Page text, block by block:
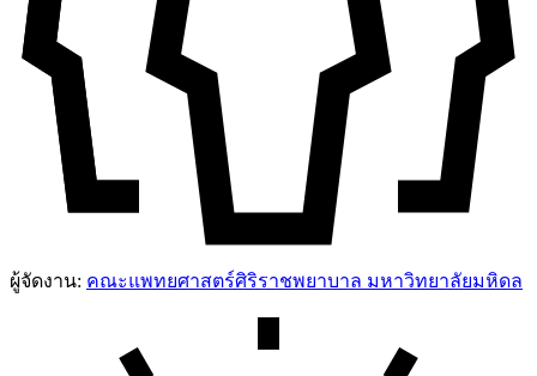
ผู้จัดงาน: คณะแพทยศาสตร์ศิริราชพยาบาล มหาวิทยาลัยมหิดล